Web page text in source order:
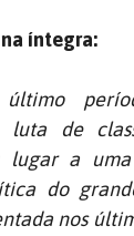
íntegra:
luta de
lugar a
do
nos